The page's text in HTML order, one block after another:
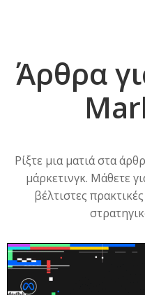
Άρθρα
Ρίξτε μια ματιά στα
μάρκετινγκ. Μάθετε
βέλτιστες